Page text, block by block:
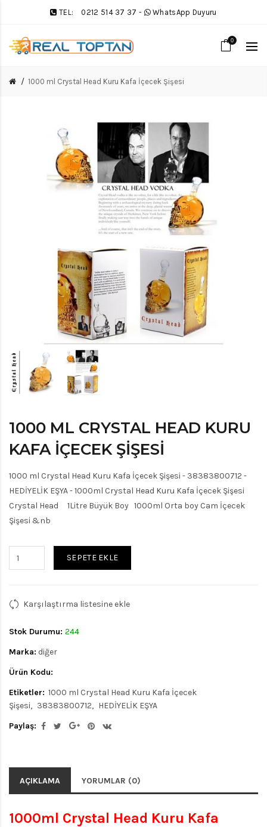
TEL: 0212 514 37 37 - WhatsApp Duyuru
0
1000 ml Crystal Head Kuru Kafa İçecek Şişesi
1000 ML CRYSTAL HEAD KURU
KAFA İÇECEK ŞIŞESI
1000 ml Crystal Head Kuru Kafa İçecek Şişesi - 38383800712 -
HEDİYELİK EŞYA - 1000ml Crystal Head Kuru Kafa İçecek Şişesi
Crystal Head 1Litre Büyük Boy 1000ml Orta boy Cam İçecek
Şişesi &nb
SEPETE EKLE
Karşılaştırma listesine ekle
Stok Durumu: 244
Marka: diğer
Ürün Kodu:
Etiketler: 1000 ml Crystal Head Kuru Kafa İçecek
Şişesi
38383800712
HEDİYELİK EŞYA
Paylaş:
AÇIKLAMA YORUMLAR (0)
1000ml Crystal Head Kuru Kafa